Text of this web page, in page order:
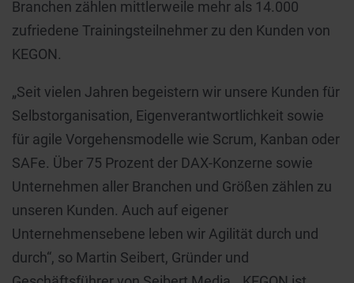
Branchen zählen mittlerweile mehr als 14.000
zufriedene Trainingsteilnehmer zu den Kunden von
KEGON.
„Seit vielen Jahren begeistern wir unsere Kunden für
Selbstorganisation, Eigenverantwortlichkeit sowie
für agile Vorgehensmodelle wie Scrum, Kanban oder
SAFe. Über 75 Prozent der DAX-Konzerne sowie
Unternehmen aller Branchen und Größen zählen zu
unseren Kunden. Auch auf eigener
Unternehmensebene leben wir Agilität durch und
durch“, so Martin Seibert, Gründer und